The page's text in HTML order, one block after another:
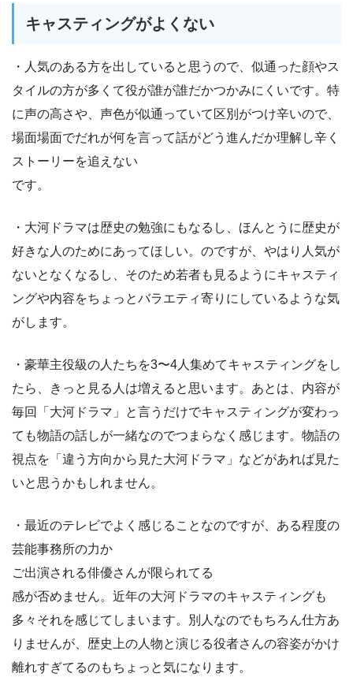
キャスティングがよくない
・人気のある方を出していると思うので、似通った顔やス
タイルの方が多くて役が誰が誰だかつかみにくいです。特
に声の高さや、声色が似通っていて区別がつけ辛いので、
場面場面でだれが何を言って話がどう進んだか理解し辛く
ストーリーを追えない
です。
・大河ドラマは歴史の勉強にもなるし、ほんとうに歴史が
好きな人のためにあってほしい。のですが、やはり人気が
ないとなくなるし、そのため若者も見るようにキャスティ
ングや内容をちょっとバラエティ寄りにしているような気
がします。
・豪華主役級の人たちを3〜4人集めてキャスティングをし
たら、きっと見る人は増えると思います。あとは、内容が
毎回「大河ドラマ」と言うだけでキャスティングが変わっ
ても物語の話しが一緒なのでつまらなく感じます。物語の
視点を「違う方向から見た大河ドラマ」などがあれば見た
いと思うかもしれません。
・最近のテレビでよく感じることなのですが、ある程度の
芸能事務所の力か
ご出演される俳優さんが限られてる
感が否めません。近年の大河ドラマのキャスティングも
多々それを感じてしまいます。別人なのでもちろん仕方あ
りませんが、歴史上の人物と演じる役者さんの容姿がかけ
離れすぎてるのもちょっと気になります。